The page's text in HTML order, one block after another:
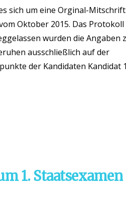
sich um eine Orginal-
Oktober 2015. Das Protokoll
wurden die Angaben
ausschließlich auf der
der Kandidaten Kandidat
1.